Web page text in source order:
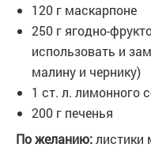
120 г маскарпоне
250 г ягодно-
использовать и
малину и чернику)
1 ст. л. лимонного
200 г печенья
По желанию:листики